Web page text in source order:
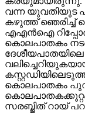
വന്ന യുവതിയുട
കഴുത്ത് ഞെരിച്ച്
എഎന്‍ഐ
കൊലപാതകം
കൊലപാതകം
സരബ്ജിത് റായ്